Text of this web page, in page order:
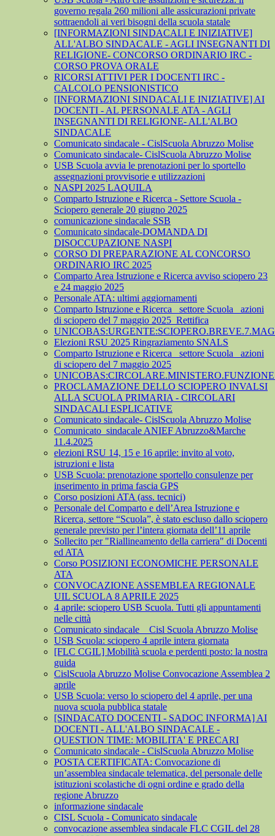
governo regala 260 milioni alle assicurazioni private
sottraendoli ai veri bisogni della scuola statale
[INFORMAZIONI SINDACALI E INIZIATIVE]
ALL'ALBO SINDACALE - AGLI INSEGNANTI DI
RELIGIONE- CONCORSO ORDINARIO IRC -
CORSO PROVA ORALE
RICORSI ATTIVI PER I DOCENTI IRC -
CALCOLO PENSIONISTICO
[INFORMAZIONI SINDACALI E INIZIATIVE] AI
DOCENTI - AL PERSONALE ATA - AGLI
INSEGNANTI DI RELIGIONE- ALL'ALBO
SINDACALE
Comunicato sindacale - CislScuola Abruzzo Molise
Comunicato sindacale- CislScuola Abruzzo Molise
USB Scuola avvia le prenotazioni per lo sportello
assegnazioni provvisorie e utilizzazioni
NASPI 2025 LAQUILA
Comparto Istruzione e Ricerca - Settore Scuola -
Sciopero generale 20 giugno 2025
comunicazione sindacale SSB
Comunicato sindacale-DOMANDA DI
DISOCCUPAZIONE NASPI
CORSO DI PREPARAZIONE AL CONCORSO
ORDINARIO IRC 2025
Comparto Area Istruzione e Ricerca avviso sciopero 23
e 24 maggio 2025
Personale ATA: ultimi aggiornamenti
Comparto Istruzione e Ricerca_ settore Scuola_ azioni
di sciopero del 7 maggio 2025_Rettifica
Elezioni RSU 2025 Ringraziamento SNALS
Comparto Istruzione e Ricerca_ settore Scuola_ azioni
di sciopero del 7 maggio 2025
PROCLAMAZIONE DELLO SCIOPERO INVALSI
ALLA SCUOLA PRIMARIA - CIRCOLARI
SINDACALI ESPLICATIVE
Comunicato sindacale- CislScuola Abruzzo Molise
Comunicato_sindacale ANIEF Abruzzo&Marche
11.4.2025
elezioni RSU 14, 15 e 16 aprile: invito al voto,
istruzioni e lista
USB Scuola: prenotazione sportello consulenze per
inserimento in prima fascia GPS
Corso posizioni ATA (ass. tecnici)
Personale del Comparto e dell’Area Istruzione e
Ricerca, settore “Scuola”, è stato escluso dallo sciopero
generale previsto per l’intera giornata dell’11 aprile
Sollecito per "Riallineamento della carriera" di Docenti
ed ATA
Corso POSIZIONI ECONOMICHE PERSONALE
ATA
CONVOCAZIONE ASSEMBLEA REGIONALE
UIL SCUOLA 8 APRILE 2025
4 aprile: sciopero USB Scuola. Tutti gli appuntamenti
nelle città
Comunicato sindacale _ Cisl Scuola Abruzzo Molise
USB Scuola: sciopero 4 aprile intera giornata
[FLC CGIL] Mobilità scuola e perdenti posto: la nostra
guida
CislScuola Abruzzo Molise Convocazione Assemblea 2
aprile
USB Scuola: verso lo sciopero del 4 aprile, per una
nuova scuola pubblica statale
[SINDACATO DOCENTI - SADOC INFORMA] AI
DOCENTI - ALL'ALBO SINDACALE -
QUESTION TIME: MOBILITA' E PRECARI
Comunicato sindacale - CislScuola Abruzzo Molise
POSTA CERTIFICATA: Convocazione di
un’assemblea sindacale telematica, del personale delle
istituzioni scolastiche di ogni ordine e grado della
regione Abruzzo
informazione sindacale
CISL Scuola - Comunicato sindacale
convocazione assemblea sindacale FLC CGIL del 28